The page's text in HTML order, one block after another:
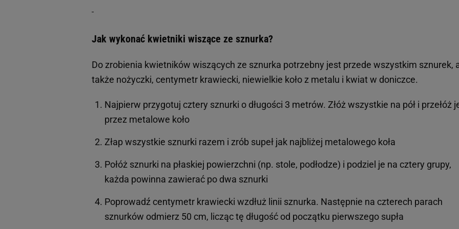
Jak wykonać kwietniki wiszące ze sznurka?
Do zrobienia kwietników wiszących ze sznurka potrzebny jest przede wszystkim sznurek,
także nożyczki, centymetr krawiecki, niewielkie koło z metalu i kwiat w doniczce.
Najpierw przygotuj cztery sznurki o długości 3 metrów. Złóż wszystkie na pół i przełóż
przez metalowe koło
Złap wszystkie sznurki razem i zrób supeł jak najbliżej metalowego koła
Połóż sznurki na płaskiej powierzchni (np. stole, podłodze) i podziel je na cztery grupy,
każda powinna zawierać po dwa sznurki
Poprowadź centymetr krawiecki wzdłuż linii sznurka. Następnie na czterech parach
sznurków odmierz 50 cm, licząc tę długość od początku pierwszego supła